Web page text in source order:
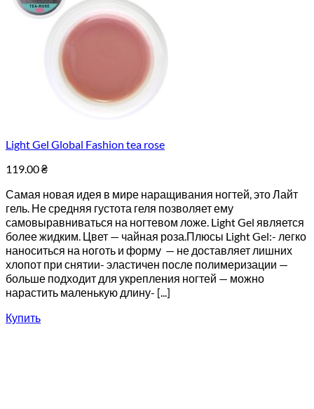
Light Gel Global Fashion tea rose
119.00₴
Самая новая идея в мире наращивания ногтей, это Лайт
гель. Не средняя густота геля позволяет ему
самовыравниваться на ногтевом ложе. Light Gel является
более жидким. Цвет — чайная роза.Плюсы Light Gel:- легко
наноситься на ноготь и форму — не доставляет лишних
хлопот при снятии- эластичен после полимеризации —
больше подходит для укрепления ногтей — можно
нарастить маленькую длину- [...]
Купить